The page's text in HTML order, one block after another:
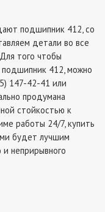
подшипник 412, со
детали во все
того чтобы
подшипник 412, можно
147-42-41 или
продумана
стойкостью к
работы 24/7, купить
будет лучшим
неприрывного